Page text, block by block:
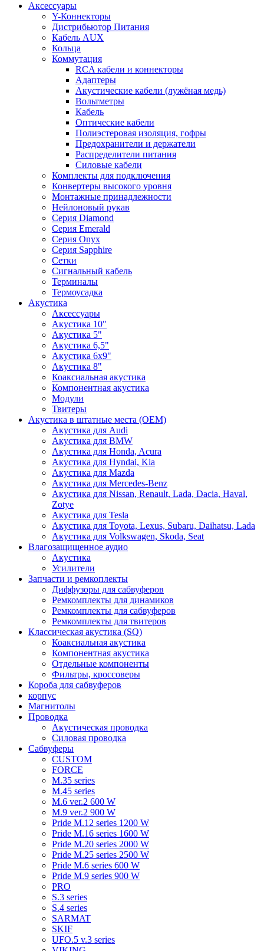
Аксессуары
Y-Коннекторы
Дистрибьютор Питания
Кабель AUX
Кольца
Коммутация
RCA кабели и коннекторы
Адаптеры
Акустические кабели (лужёная медь)
Вольтметры
Кабель
Оптические кабели
Полиэстеровая изоляция, гофры
Предохранители и держатели
Распределители питания
Силовые кабели
Комплекты для подключения
Конвертеры высокого уровня
Монтажные принадлежности
Нейлоновый рукав
Серия Diamond
Серия Emerald
Серия Onyx
Серия Sapphire
Сетки
Сигнальный кабель
Терминалы
Термоусадка
Акустика
Аксессуары
Акустика 10"
Акустика 5"
Акустика 6,5"
Акустика 6x9"
Акустика 8"
Коаксиальная акустика
Компонентная акустика
Модули
Твитеры
Акустика в штатные места (OEM)
Акустика для Audi
Акустика для BMW
Акустика для Honda, Acura
Акустика для Hyndai, Kia
Акустика для Mazda
Акустика для Mercedes-Benz
Акустика для Nissan, Renault, Lada, Dacia, Haval,
Zotye
Акустика для Tesla
Акустика для Toyota, Lexus, Subaru, Daihatsu, Lada
Акустика для Volkswagen, Skoda, Seat
Влагозащищенное аудио
Акустика
Усилители
Запчасти и ремкоплекты
Диффузоры для сабвуферов
Ремкомплекты для динамиков
Ремкомплекты для сабвуферов
Ремкомплекты для твитеров
Классическая акустика (SQ)
Коаксиальная акустика
Компонентная акустика
Отдельные компоненты
Фильтры, кроссоверы
Короба для сабвуферов
корпус
Магнитолы
Проводка
Акустическая проводка
Силовая проводка
Сабвуферы
CUSTOM
FORCE
M.35 series
M.45 series
M.6 ver.2 600 W
M.9 ver.2 900 W
Pride M.12 series 1200 W
Pride M.16 series 1600 W
Pride M.20 series 2000 W
Pride M.25 series 2500 W
Pride M.6 series 600 W
Pride M.9 series 900 W
PRO
S.3 series
S.4 series
SARMAT
SKIF
UFO.5 v.3 series